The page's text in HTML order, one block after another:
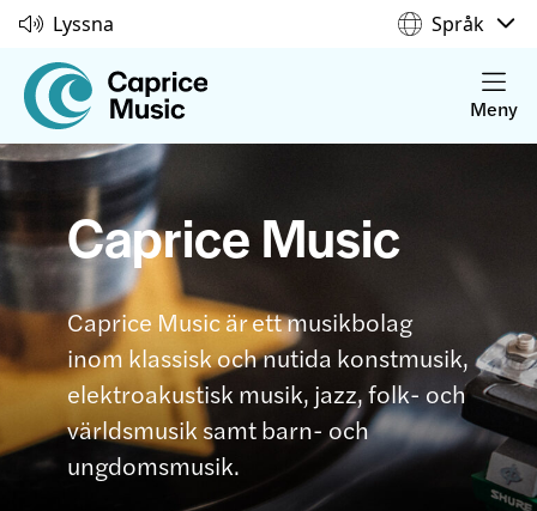
Lyssna Språk
Meny
Caprice Music
Caprice Music är ett musikbolag
inom klassisk och nutida konstmusik,
elektroakustisk musik, jazz, folk- och
världsmusik samt barn- och
ungdomsmusik.